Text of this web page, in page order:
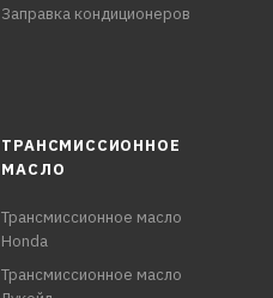
Заправка кондиционеров
ТРАНСМИССИОННОЕ
МАСЛО
Трансмиссионное масло
Honda
Трансмиссионное масло